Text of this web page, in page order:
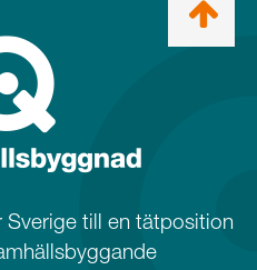
mig
till en tätposition